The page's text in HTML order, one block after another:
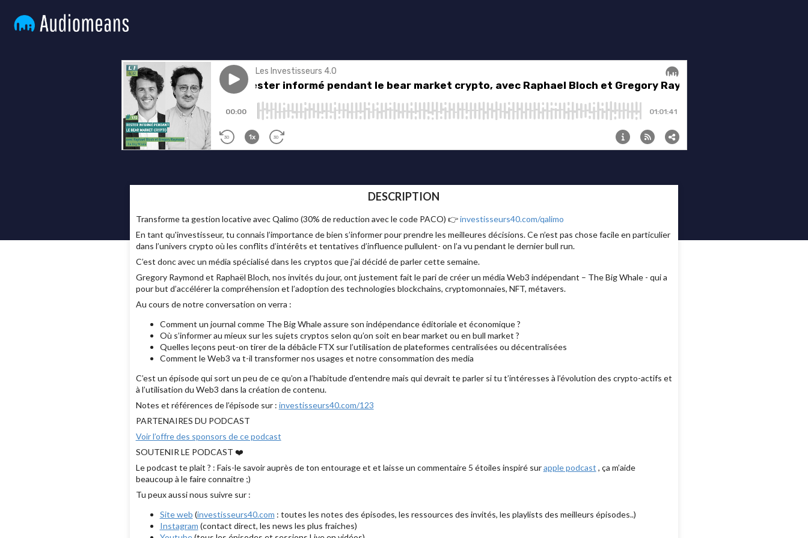
DESCRIPTION
Transforme ta gestion locative avec Qalimo (30% de reduction avec le code PACO) 👉investisseurs40.com/qalimo
En tant qu'investisseur, tu connais l’importance de bien s’informer pour prendre les meilleures décisions. Ce n’est pas chose facile en particulier
dans l’univers crypto où les conflits d’intérêts et tentatives d’influence pullulent- on l’a vu pendant le dernier bull run.
C’est donc avec un média spécialisé dans les cryptos que j’ai décidé de parler cette semaine.
Gregory Raymond et Raphaël Bloch, nos invités du jour, ont justement fait le pari de créer un média Web3 indépendant – The Big Whale - qui a
pour but d’accélérer la compréhension et l’adoption des technologies blockchains, cryptomonnaies, NFT, métavers.
Au cours de notre conversation on verra :
Comment un journal comme The Big Whale assure son indépendance éditoriale et économique ?
Où s’informer au mieux sur les sujets cryptos selon qu’on soit en bear market ou en bull market ?
Quelles leçons peut-on tirer de la débâcle FTX sur l’utilisation de plateformes centralisées ou décentralisées
Comment le Web3 va t-il transformer nos usages et notre consommation des media
C’est un épisode qui sort un peu de ce qu’on a l’habitude d’entendre mais qui devrait te parler si tu t’intéresses à l’évolution des crypto-actifs et
à l’utilisation du Web3 dans la création de contenu.
Notes et références de l’épisode sur : investisseurs40.com/123
PARTENAIRES DU PODCAST
Voir l’offre des sponsors de ce podcast
SOUTENIR LE PODCAST ❤️
Le podcast te plait ? : Fais-le savoir auprès de ton entourage et et laisse un commentaire 5 étoiles inspiré surapple podcast , ça m’aide
beaucoup à le faire connaitre ;)
Tu peux aussi nous suivre sur :
Site web (investisseurs40.com : toutes les notes des épisodes, les ressources des invités, les playlists des meilleurs épisodes..)
Instagram (contact direct, les news les plus fraiches)